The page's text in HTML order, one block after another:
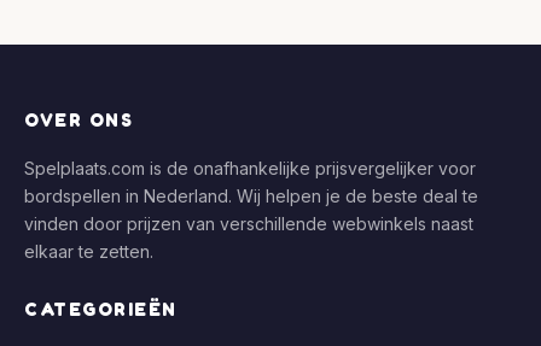
OVER ONS
Spelplaats.com is de onafhankelijke prijsvergelijker voor
bordspellen in Nederland. Wij helpen je de beste deal te
vinden door prijzen van verschillende webwinkels naast
elkaar te zetten.
CATEGORIEËN